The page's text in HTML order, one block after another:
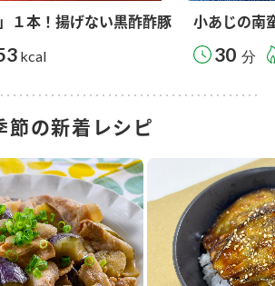
１本！揚げない黒酢酢豚
kcal
小あじの南
30 分
節の新着レシピ